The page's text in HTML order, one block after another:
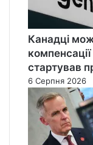
Канадці
стартував
6 Серпня 2026